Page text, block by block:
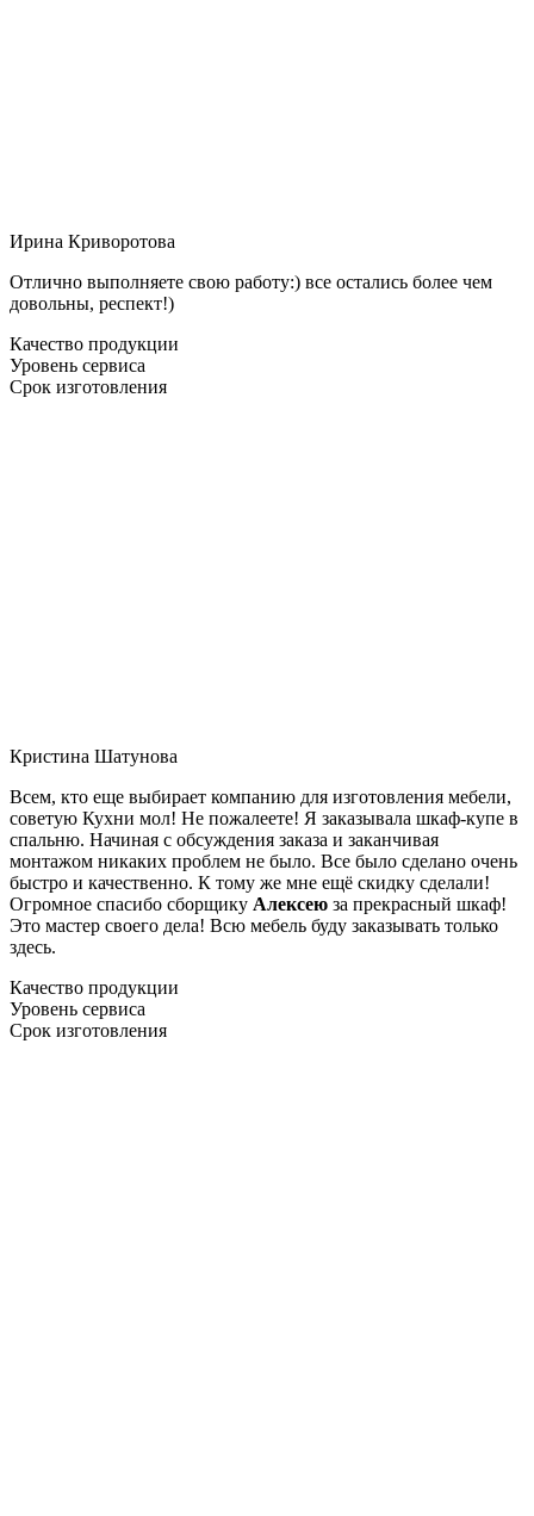
Ирина Криворотова
Отлично выполняете свою работу:) все остались более чем
довольны, респект!)
Качество продукции
Уровень сервиса
Срок изготовления
Кристина Шатунова
Всем, кто еще выбирает компанию для изготовления мебели,
советую Кухни мол! Не пожалеете! Я заказывала шкаф-купе в
спальню. Начиная с обсуждения заказа и заканчивая
монтажом никаких проблем не было. Все было сделано очень
быстро и качественно. К тому же мне ещё скидку сделали!
Огромное спасибо сборщику Алексею за прекрасный шкаф!
Это мастер своего дела! Всю мебель буду заказывать только
здесь.
Качество продукции
Уровень сервиса
Срок изготовления